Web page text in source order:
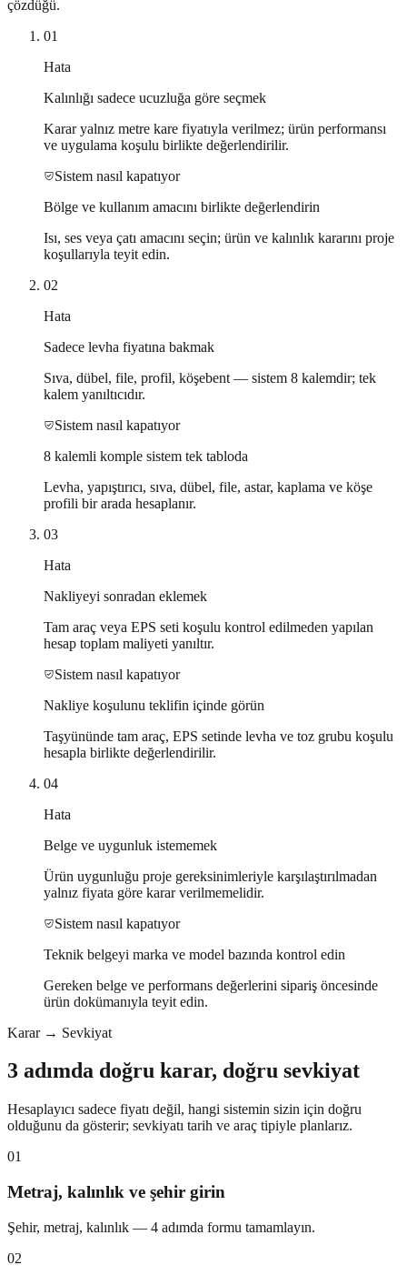
çözdüğü.
01
Hata
Kalınlığı sadece ucuzluğa göre seçmek
Karar yalnız metre kare fiyatıyla verilmez; ürün performansı
ve uygulama koşulu birlikte değerlendirilir.
Sistem nasıl kapatıyor
Bölge ve kullanım amacını birlikte değerlendirin
Isı, ses veya çatı amacını seçin; ürün ve kalınlık kararını proje
koşullarıyla teyit edin.
02
Hata
Sadece levha fiyatına bakmak
Sıva, dübel, file, profil, köşebent — sistem 8 kalemdir; tek
kalem yanıltıcıdır.
Sistem nasıl kapatıyor
8 kalemli komple sistem tek tabloda
Levha, yapıştırıcı, sıva, dübel, file, astar, kaplama ve köşe
profili bir arada hesaplanır.
03
Hata
Nakliyeyi sonradan eklemek
Tam araç veya EPS seti koşulu kontrol edilmeden yapılan
hesap toplam maliyeti yanıltır.
Sistem nasıl kapatıyor
Nakliye koşulunu teklifin içinde görün
Taşyününde tam araç, EPS setinde levha ve toz grubu koşulu
hesapla birlikte değerlendirilir.
04
Hata
Belge ve uygunluk istememek
Ürün uygunluğu proje gereksinimleriyle karşılaştırılmadan
yalnız fiyata göre karar verilmemelidir.
Sistem nasıl kapatıyor
Teknik belgeyi marka ve model bazında kontrol edin
Gereken belge ve performans değerlerini sipariş öncesinde
ürün dokümanıyla teyit edin.
Karar → Sevkiyat
3 adımda doğru karar, doğru sevkiyat
Hesaplayıcı sadece fiyatı değil, hangi sistemin sizin için doğru
olduğunu da gösterir; sevkiyatı tarih ve araç tipiyle planlarız.
01
Metraj, kalınlık ve şehir girin
Şehir, metraj, kalınlık — 4 adımda formu tamamlayın.
02